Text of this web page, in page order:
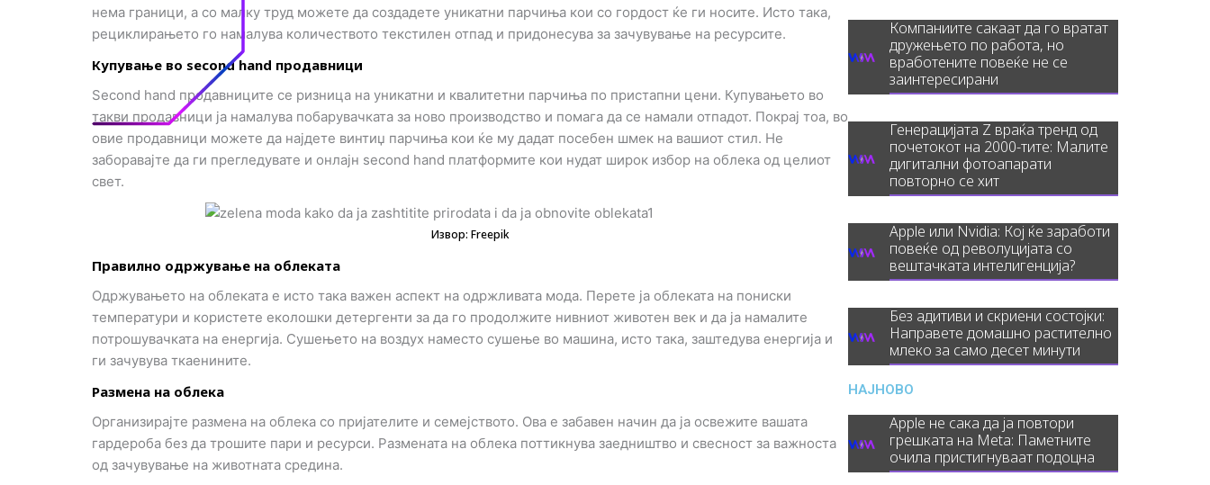
нема граници, а со малку труд можете да создадете уникатни парчиња кои со гордост ќе ги носите. Исто така,
рециклирањето го намалува количеството текстилен отпад и придонесува за зачувување на ресурсите.
Купување во second hand продавници
Second hand продавниците се ризница на уникатни и квалитетни парчиња по пристапни цени. Купувањето во
такви продавници ја намалува побарувачката за ново производство и помага да се намали отпадот. Покрај тоа, во
овие продавници можете да најдете винтиџ парчиња кои ќе му дадат посебен шмек на вашиот стил. Не
заборавајте да ги прегледувате и онлајн second hand платформите кои нудат широк избор на облека од целиот
свет.
Извор: Freepik
Правилно одржување на облеката
Одржувањето на облеката е исто така важен аспект на одржливата мода. Перете ја облеката на пониски
температури и користете еколошки детергенти за да го продолжите нивниот животен век и да ја намалите
потрошувачката на енергија. Сушењето на воздух наместо сушење во машина, исто така, заштедува енергија и
ги зачувува ткаенините.
Размена на облека
Организирајте размена на облека со пријателите и семејството. Ова е забавен начин да ја освежите вашата
гардероба без да трошите пари и ресурси. Размената на облека поттикнува заедништво и свесност за важноста
од зачувување на животната средина.
Компаниите сакаат да го вратат
дружењето по работа, но
вработените повеќе не се
заинтересирани
Генерацијата Z враќа тренд од
почетокот на 2000-тите: Малите
дигитални фотоапарати
повторно се хит
Apple или Nvidia: Кој ќе заработи
повеќе од револуцијата со
вештачката интелигенција?
Без адитиви и скриени состојки:
Направете домашно растително
млеко за само десет минути
НАЈНОВО
Apple не сака да ја повтори
грешката на Meta: Паметните
очила пристигнуваат подоцна